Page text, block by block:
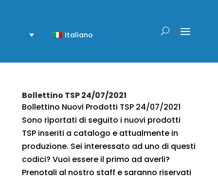
Italiano
Bollettino TSP 24/07/2021
Bollettino Nuovi Prodotti TSP 24/07/2021
Sono riportati di seguito i nuovi prodotti
TSP inseriti a catalogo e attualmente in
produzione. Sei interessato ad uno di questi
codici? Vuoi essere il primo ad averli?
Prenotali al nostro staff e saranno riservati